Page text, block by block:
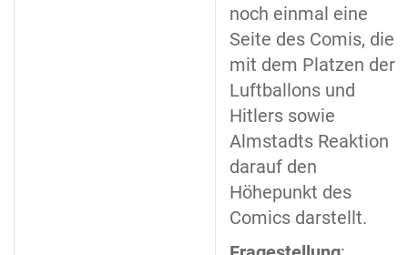
noch einmal eine
Seite des Comis, die
mit dem Platzen der
Luftballons und
Hitlers sowie
Almstadts Reaktion
darauf den
Höhepunkt des
Comics darstellt.